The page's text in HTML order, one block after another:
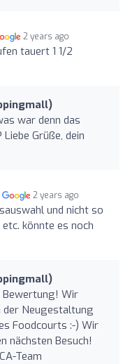
2 years ago
tauert 1 1/2
war denn das
Grüße, dein
2 years ago
und nicht so
könnte es noch
Bewertung! Wir
der Neugestaltung
Foodcourts :-) Wir
nächsten Besuch!
Team